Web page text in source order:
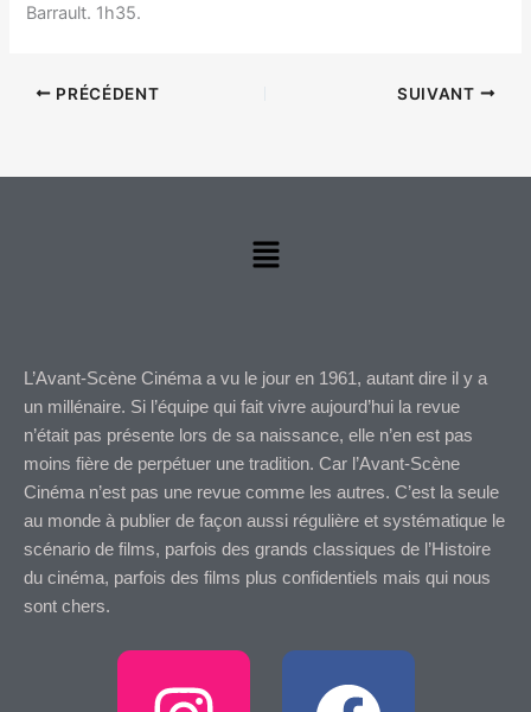
Barrault. 1h35.
PRÉCÉDENT SUIVANT
Menu
L’Avant-Scène Cinéma a vu le jour en 1961, autant dire il y a
un millénaire. Si l’équipe qui fait vivre aujourd’hui la revue
n’était pas présente lors de sa naissance, elle n’en est pas
moins fière de perpétuer une tradition. Car l’Avant-Scène
Cinéma n’est pas une revue comme les autres. C’est la seule
au monde à publier de façon aussi régulière et systématique le
scénario de films, parfois des grands classiques de l’Histoire
du cinéma, parfois des films plus confidentiels mais qui nous
sont chers.
I
F